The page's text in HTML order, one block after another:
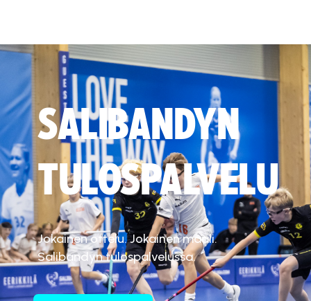
SALIBANDYN
TULOSPALVELU
Jokainen ottelu. Jokainen maali.
Salibandyn tulospalvelussa.